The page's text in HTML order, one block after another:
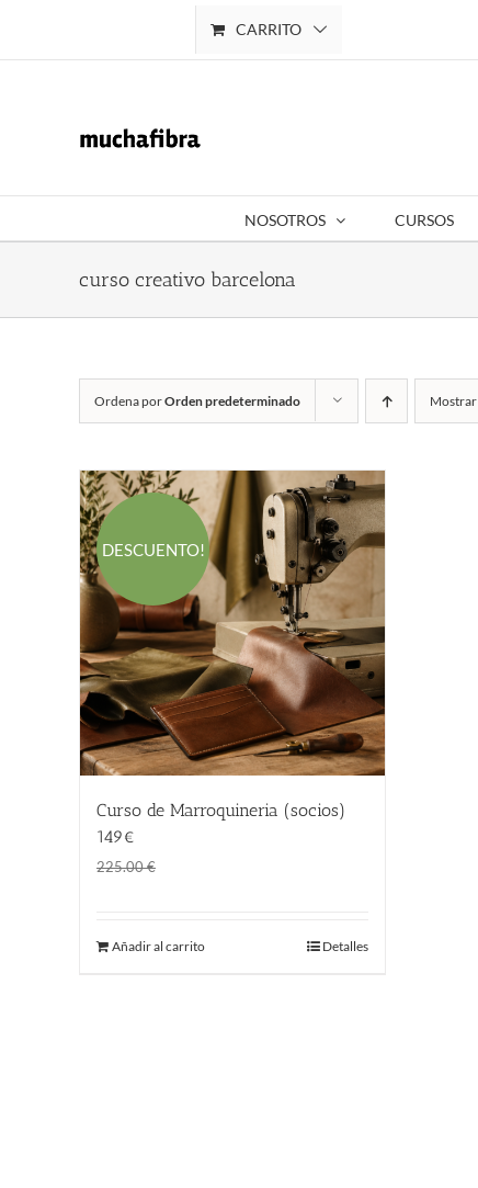
CARRITO
NOSOTROS CURSOS
curso creativo barcelona
Ordena porOrden predeterminado Mostrar
DESCUENTO!
Curso de Marroquineria (socios)
149€
225.00€
era:
Añadir al carrito Detalles